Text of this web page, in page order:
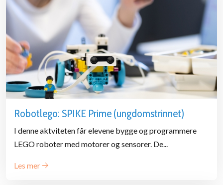
Robotlego: SPIKE Prime (ungdomstrinnet)
I denne aktviteten får elevene bygge og programmere
LEGO roboter med motorer og sensorer. De...
Les mer